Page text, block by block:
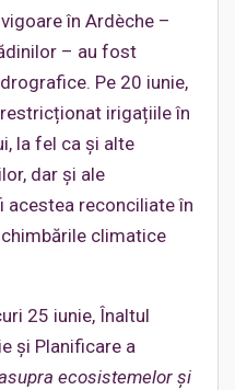
în Ardèche –
– au fost
Pe 20 iunie,
irigațiile în
la fel ca și alte
dar și ale
reconciliate în
climatice
25 iunie, Înaltul
și Planificare a
ecosistemelor și